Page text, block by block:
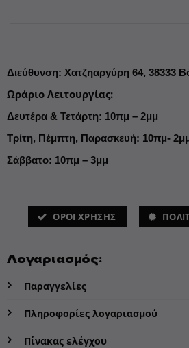
Διεύθυνση: Χατζηαργύρη 64, 38333
Ωράριο Λειτουργίας:
Δευτέρα & Τετάρτη: 10πμ – 2μμ
Τρίτη, Πέμπτη, Παρασκευή: 10πμ-
Σάββατο: 10πμ – 3μμ
ΌΡΟΙ ΧΡΗΣΗΣ
Λογαριασμός:
Παραγγελίες
Πληροφορίες λογαριασμού
Πίνακας ελέγχου